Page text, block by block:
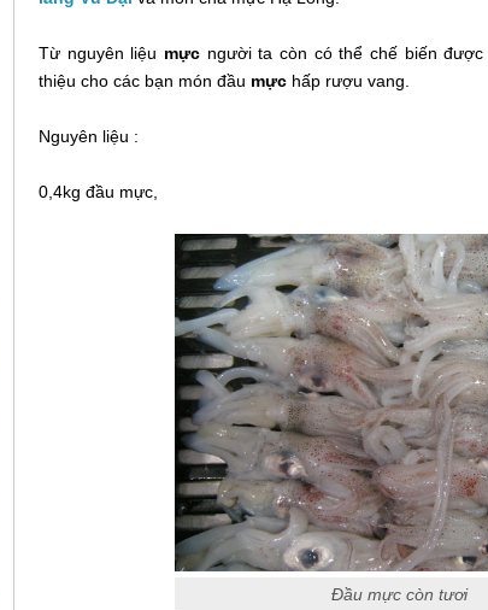
Từ nguyên liệu mựcngười ta còn có thể chế biến
thiệu cho các bạn món đầu mực hấp rượu vang.
Nguyên liệu :
0,4kg đầu mực,
Đầu mực còn tươi